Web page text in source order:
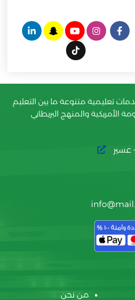
تعليمية متنوعة ما بين التعليم
الأمريكية والمنهج البريطاني
عسير
من نحن